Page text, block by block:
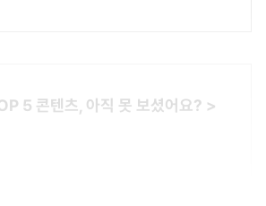
5 콘텐츠, 아직 못 보셨어요? >